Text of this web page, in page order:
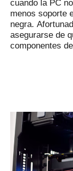
cuando la PC
menos soporte
negra.
asegurarse de
componentes